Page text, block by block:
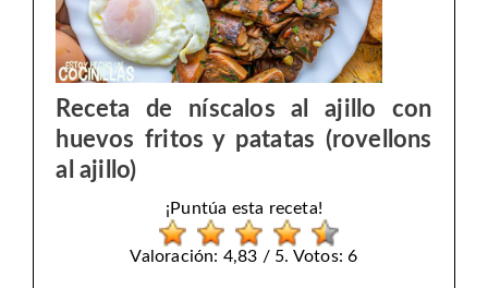
Receta de níscalos al ajillo con
huevos fritos y patatas (rovellons
al ajillo)
¡Puntúa esta receta!
Valoración: 4,83 / 5. Votos: 6